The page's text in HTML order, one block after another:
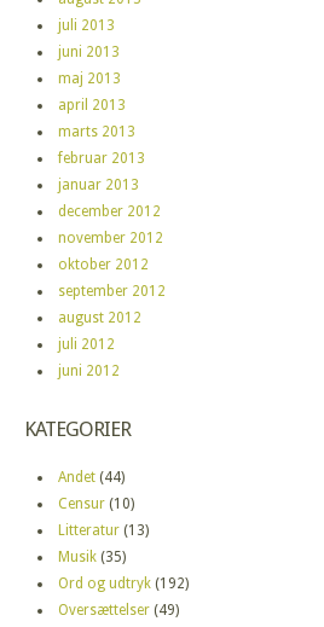
juli 2013
juni 2013
maj 2013
april 2013
marts 2013
februar 2013
januar 2013
december 2012
november 2012
oktober 2012
september 2012
august 2012
juli 2012
juni 2012
KATEGORIER
Andet (44)
Censur (10)
Litteratur (13)
Musik (35)
Ord og udtryk (192)
Oversættelser (49)